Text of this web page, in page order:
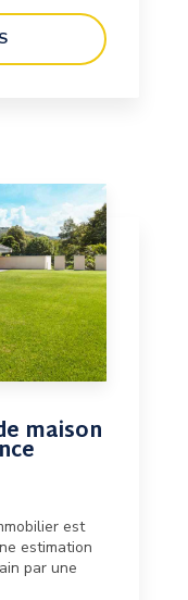
maison
est
estimation
par une